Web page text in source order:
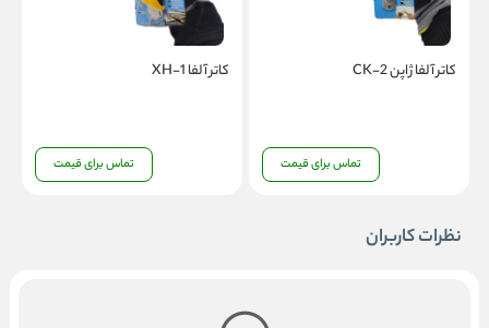
کاتر آلفا ژاپن CK-2
تماس برای قیمت
کاتر آلفا XH-1
تماس برای قیمت
نظرات کاربران